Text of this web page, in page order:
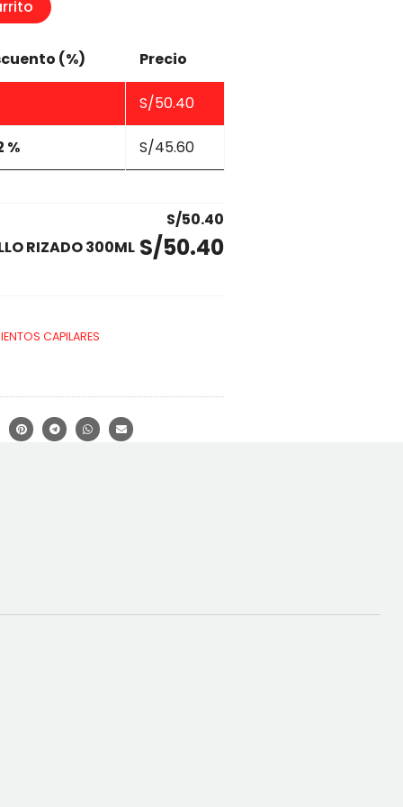
(%) Precio
S/50.40
% S/45.60
S/50.40
RIZADO 300ML S/50.40
CAPILARES